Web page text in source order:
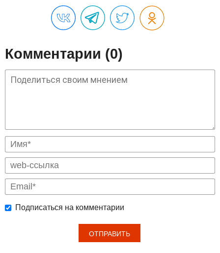
Комментарии (0)
Подписаться на комментарии